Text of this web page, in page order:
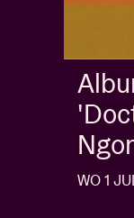
Album
Ngonda
WO 1 JUL